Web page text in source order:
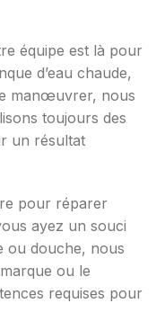
équipe est là pour
d’eau chaude,
manœuvrer, nous
toujours des
un résultat
pour réparer
ayez un souci
ou douche, nous
ou le
requises pour